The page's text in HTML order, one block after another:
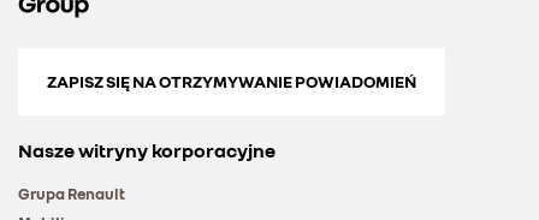
ZAPISZ SIĘ NA OTRZYMYWANIE POWIADOMIEŃ
Nasze witryny korporacyjne
Grupa Renault